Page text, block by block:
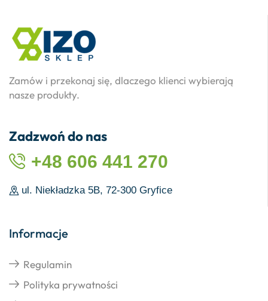
Zamów i przekonaj się, dlaczego klienci wybierają
nasze produkty.
Zadzwoń do nas
+48 606 441 270
ul. Niekładzka 5B, 72-300 Gryfice
Informacje
Regulamin
Polityka prywatności